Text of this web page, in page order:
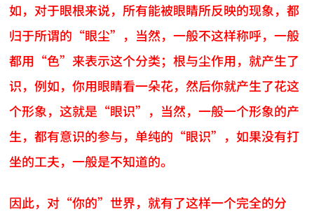
如，对于眼根来说，所有能被眼睛所反映的现象，都
归于所谓的“眼尘”，当然，一般不这样称呼，一般
都用“色”来表示这个分类；根与尘作用，就产生了
识，例如，你用眼睛看一朵花，然后你就产生了花这
个形象，这就是“眼识”，当然，一般一个形象的产
生，都有意识的参与，单纯的“眼识”，如果没有打
坐的工夫，一般是不知道的。
因此，对“你的”世界，就有了这样一个完全的分